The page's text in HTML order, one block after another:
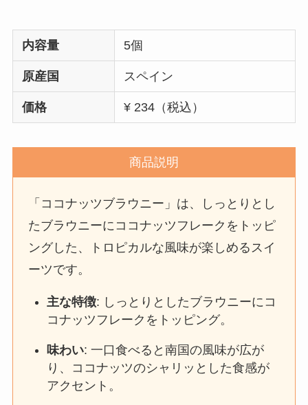
内容量 5個
原産国 スペイン
価格 ¥ 234（税込）
商品説明
「ココナッツブラウニー」は、しっとりとし
たブラウニーにココナッツフレークをトッピ
ングした、トロピカルな風味が楽しめるスイ
ーツです。
主な特徴: しっとりとしたブラウニーにコ
コナッツフレークをトッピング。
味わい: 一口食べると南国の風味が広が
り、ココナッツのシャリッとした食感が
アクセント。